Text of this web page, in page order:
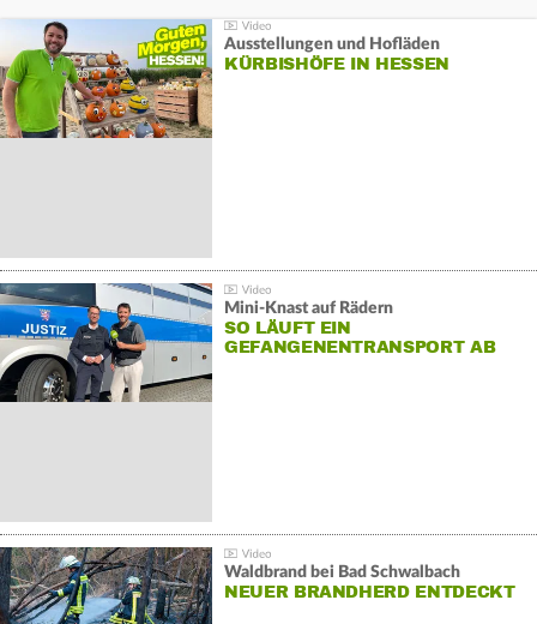
Ausstellungen und Hofläden
KÜRBISHÖFE IN HESSEN
Mini-Knast auf Rädern
SO LÄUFT EIN
GEFANGENENTRANSPORT AB
Waldbrand bei Bad Schwalbach
NEUER BRANDHERD ENTDECKT